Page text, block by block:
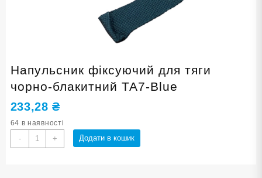
Напульсник фіксуючий для тяги
чорно-блакитний ТА7-Blue
233,28₴
64 в наявності
-
Напульсник
фіксуючий
+ Додати в кошик